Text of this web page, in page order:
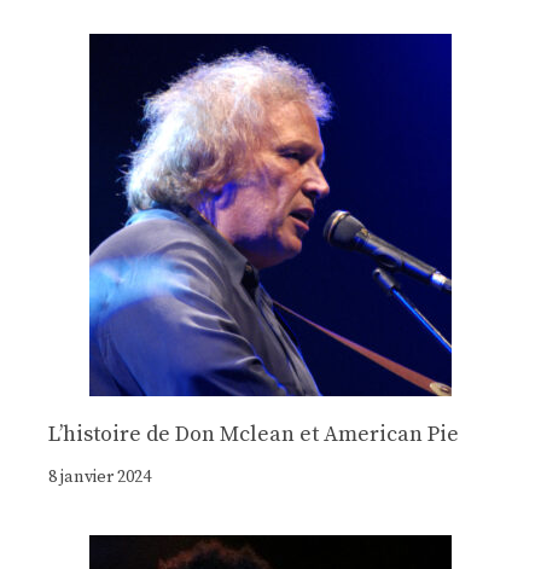
Lʼhistoire de Don Mclean et American Pie
8 janvier 2024